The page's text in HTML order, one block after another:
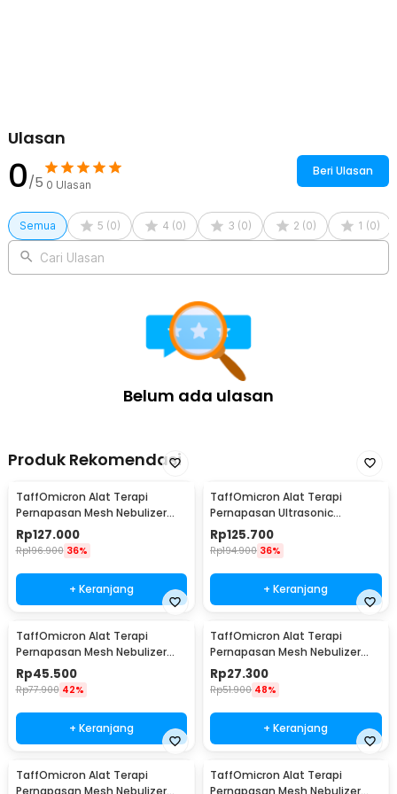
Ulasan
0/5 0 Ulasan
Beri Ulasan
Semua 5 (0) 4 (0) 3 (0) 2 (0) 1 (0)
Cari Ulasan
Belum ada ulasan
Produk Rekomendasi
TaffOmicron Alat Terapi
Pernapasan Mesh Nebulizer
Inhaler Atomizer - YM-3R9
Rp127.000
Rp196.900 36%
+ Keranjang
TaffOmicron Alat Terapi
Pernapasan Ultrasonic
Nebulizer Atomizer - MY-520A
Rp125.700
Rp194.900 36%
+ Keranjang
TaffOmicron Alat Terapi
Pernapasan Mesh Nebulizer
Inhaler Atomizer - JSL-W301
Rp45.500
Rp77.900 42%
+ Keranjang
TaffOmicron Alat Terapi
Pernapasan Mesh Nebulizer
Portable Inhaler Without
Battery - JSL-W302
Rp27.300
Rp51.900 48%
+ Keranjang
TaffOmicron Alat Terapi
Pernapasan Mesh Nebulizer
TaffOmicron Alat Terapi
Pernapasan Mesh Nebulizer